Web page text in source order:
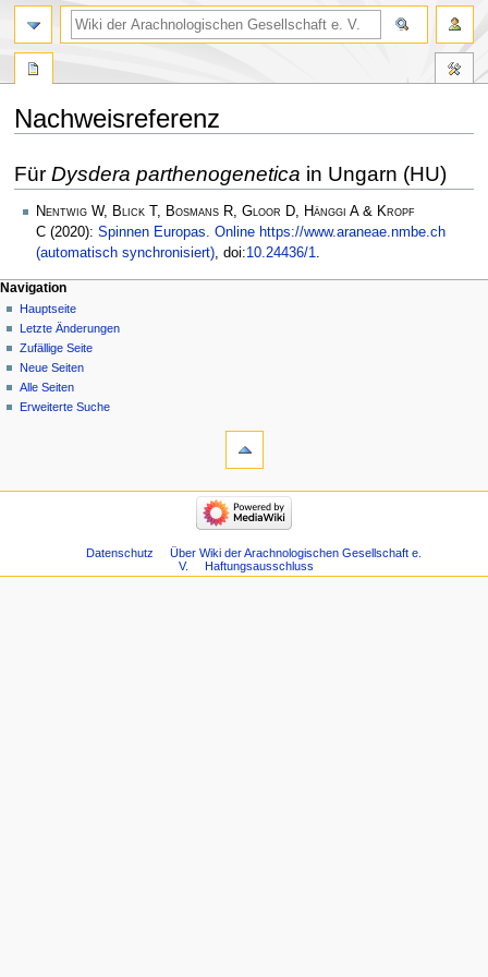
Nachweisreferenz
Navigation
springen
Suche
springen
Für Dysdera parthenogenetica in Ungarn (HU)
Nentwig W, Blick T, Bosmans R, Gloor D, Hänggi A & Kropf
C (2020): Spinnen Europas. Online https://www.araneae.nmbe.ch
(automatisch synchronisiert), doi:10.24436/1.
Navigation
Hauptseite
Letzte Änderungen
Zufällige Seite
Neue Seiten
Alle Seiten
Erweiterte Suche
Datenschutz
Über Wiki der Arachnologischen Gesellschaft e.
V.
Haftungsausschluss